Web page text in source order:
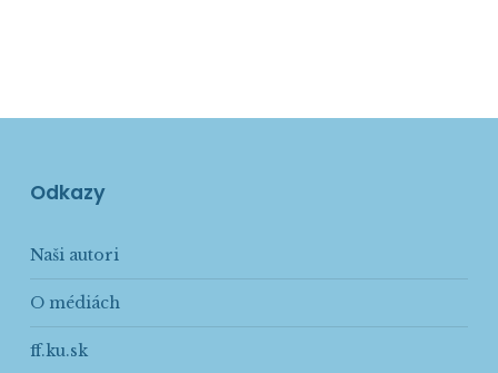
Odkazy
Naši autori
O médiách
ff.ku.sk